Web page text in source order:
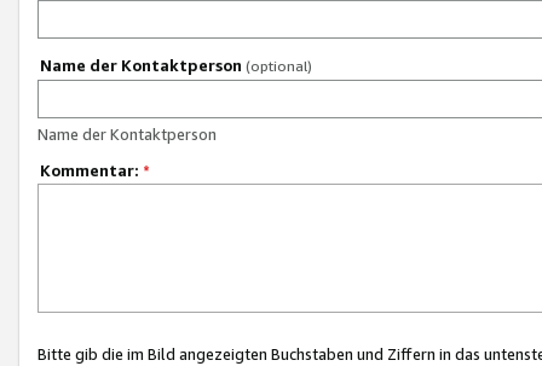
Name der Kontaktperson (optional)
Name der Kontaktperson
Kommentar: *
Bitte gib die im Bild angezeigten Buchstaben und Ziffern in das